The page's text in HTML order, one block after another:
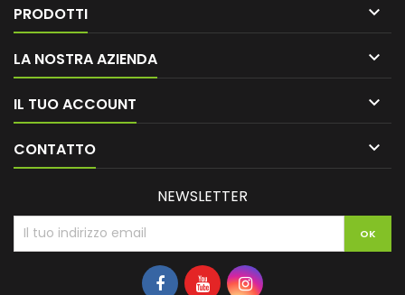
PRODOTTI 
LA NOSTRA AZIENDA 
IL TUO ACCOUNT 
CONTATTO 
NEWSLETTER